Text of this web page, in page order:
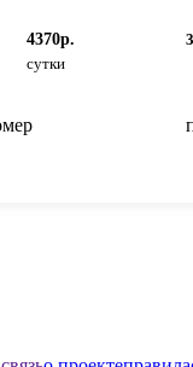
4370р.
сутки
3